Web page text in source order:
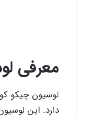
معرفی
لوسیون چیکو کودک 200 میل محصولی از
دارد. این